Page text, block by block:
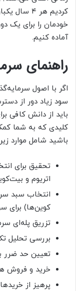
خودمان را برای یک
آماده کنیم.
راهنمای
اگر با اصول
سود زیاد دور از
باید از دانش کافی
کلیدی که به شما
باشید شامل موارد
تحقیق برای
اتریوم و
انتخاب سبد
کوین‌ها) برای
تزریق پله‌ای
بررسی تحلیل
تعیین حد ضرر
خرید و فروش
پرهیز از